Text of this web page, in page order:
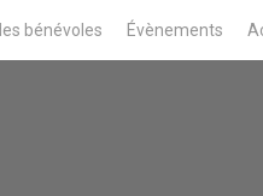
bénévoles Évènements